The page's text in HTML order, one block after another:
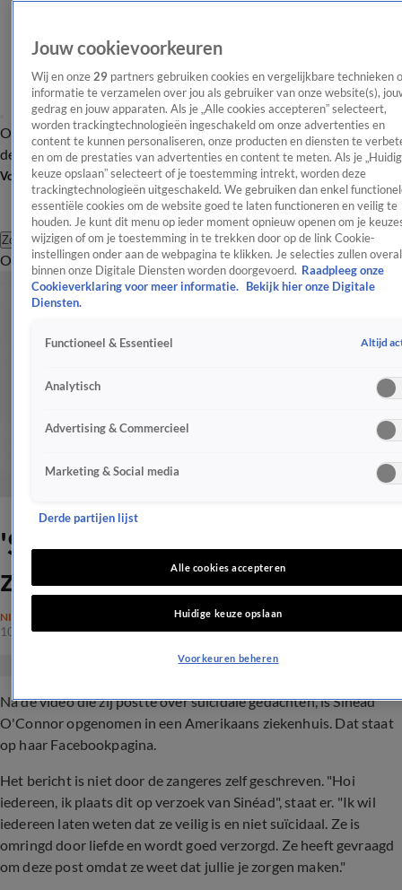
OverzichtAfleveringen Entertainment TV Algemeen
Tip
de redactieNieuwsbrief
Volg Shownieuws
Zoeken
OverzichtEntertainmentSpraakmakendRealityCrimeVideo's
'Sinéad O'Connor in
ziekenhuis opgenomen'
NIEUWS
10 aug 2017, 07:48
Na de video die zij postte over suïcidale gedachten, is Sinéad
O'Connor opgenomen in een Amerikaans ziekenhuis. Dat staat
op haar Facebookpagina.
Het bericht is niet door de zangeres zelf geschreven. "Hoi
iedereen, ik plaats dit op verzoek van Sinéad", staat er. "Ik wil
iedereen laten weten dat ze veilig is en niet suïcidaal. Ze is
omringd door liefde en wordt goed verzorgd. Ze heeft gevraagd
om deze post omdat ze weet dat jullie je zorgen maken."
Jouw cookievoorkeuren
Wij en onze 29 partners gebruiken cookies en vergelijkbare technieken
informatie te verzamelen over jou als gebruiker van onze website(s),
gedrag en jouw apparaten. Als je „Alle cookies accepteren” selecteert,
worden trackingtechnologieën ingeschakeld om onze advertenties en
content te kunnen personaliseren, onze producten en diensten te
en om de prestaties van advertenties en content te meten. Als je
keuze opslaan” selecteert of je toestemming intrekt, worden deze
trackingtechnologieën uitgeschakeld. We gebruiken dan enkel
essentiële cookies om de website goed te laten functioneren en veilig te
houden. Je kunt dit menu op ieder moment opnieuw openen om je
wijzigen of om je toestemming in te trekken door op de link Cookie-
instellingen onder aan de webpagina te klikken. Je selecties zullen overal
binnen onze Digitale Diensten worden doorgevoerd. Raadpleeg onze
Cookieverklaring voor meer informatie.
Bekijk hier onze Digitale
Diensten.
Functioneel & Essentieel Altijd
Analytisch
Advertising & Commercieel
Marketing & Social media
Derde partijen lijst
Alle cookies accepteren
Huidige keuze opslaan
Voorkeuren beheren